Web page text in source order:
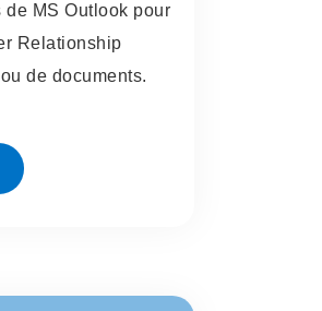
MS Outlook pour
Relationship
de documents.